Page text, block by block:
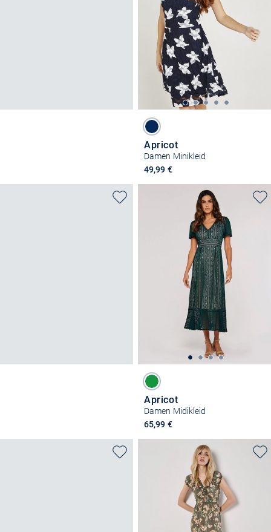
Apricot
Damen Minikleid
49,99 €
Apricot
Damen Midikleid
65,99 €